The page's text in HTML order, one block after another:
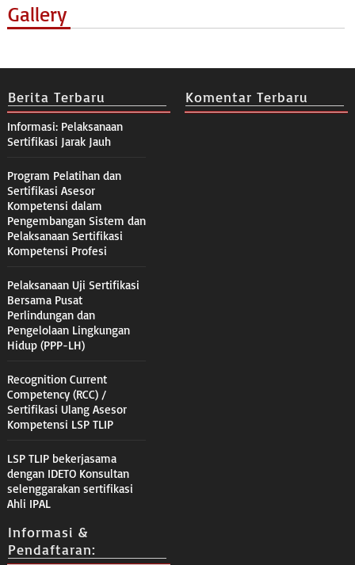
Gallery
Berita Terbaru
Informasi: Pelaksanaan
Sertifikasi Jarak Jauh
Program Pelatihan dan
Sertifikasi Asesor
Kompetensi dalam
Pengembangan Sistem dan
Pelaksanaan Sertifikasi
Kompetensi Profesi
Pelaksanaan Uji Sertifikasi
Bersama Pusat
Perlindungan dan
Pengelolaan Lingkungan
Hidup (PPP-LH)
Recognition Current
Competency (RCC) /
Sertifikasi Ulang Asesor
Kompetensi LSP TLIP
LSP TLIP bekerjasama
dengan IDETO Konsultan
selenggarakan sertifikasi
Ahli IPAL
Komentar Terbaru
Informasi &
Pendaftaran: